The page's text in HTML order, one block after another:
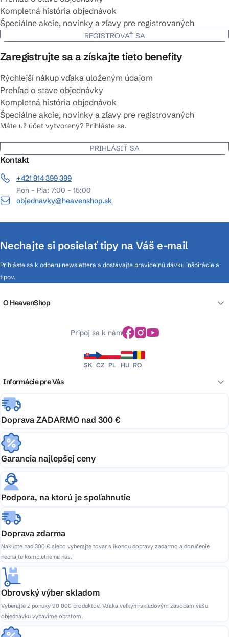
Kompletná história objednávok
Špeciálne akcie, novinky a zľavy pre registrovaných
REGISTROVAŤ SA
Zaregistrujte sa a získajte tieto benefity
Rýchlejší nákup vďaka uloženým údajom
Prehľad o stave objednávky
Kompletná história objednávok
Špeciálne akcie, novinky a zľavy pre registrovaných
Máte už účet vytvorený? Prihláste sa.
PRIHLÁSIŤ SA
Kontakt
+421 914 399 399
Pon - Pia: 7:00 - 15:00
objednavky@heavenshop.sk
Nechajte si posielať tipy na Váš e-mail
Prihláste sa k odberu newslettera a dostávajte pravidelnú dávku inšpirácie a
tipov.
O HeavenShop
Pripoj sa k nám
SK CZ PL HU RO
Informácie pre Vás
Doprava ZADARMO nad 300 €
Garancia najlepšej ceny
Podpora, na ktorú je spoľahnutie
Doprava zdarma
Nakúpte nad 300 € alebo vyberajte tovar s ikonou dopravy zadarmo a doručenie
nechajte kompletne na nás.
Obrovský výber skladom
Vyberajte z ponuky 90 000 produktov. Vďaka veľkým skladovým zásobám vašu
objednávku vybavíme obratom.